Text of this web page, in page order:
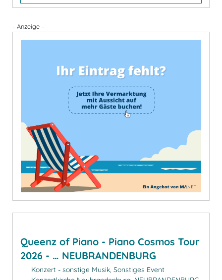
- Anzeige -
Queenz of Piano - Piano Cosmos Tour
2026 - … NEUBRANDENBURG
Konzert - sonstige Musik, Sonstiges Event